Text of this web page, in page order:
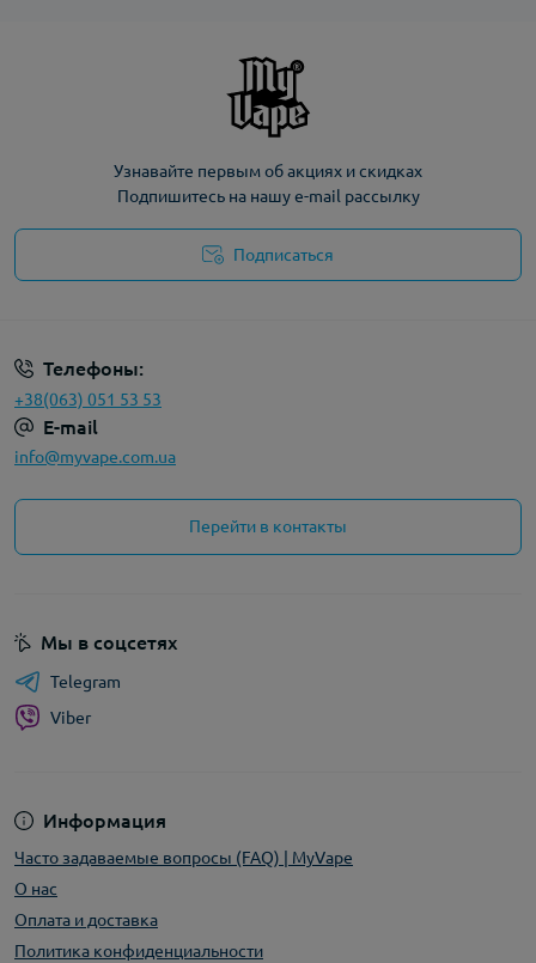
Узнавайте первым об акциях и скидках
Подпишитесь на нашу e-mail рассылку
Подписаться
Телефоны:
+38(063) 051 53 53
E-mail
info@myvape.com.ua
Перейти в контакты
Информация
Часто задаваемые вопросы (FAQ) | MyVape
О нас
Оплата и доставка
Политика конфиденциальности
Мы в соцсетях
Telegram
Viber